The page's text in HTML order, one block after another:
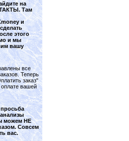
на
Там
и
этого
и мы
вашу
все
Теперь
заказ"
оплате вашей
можем НЕ
Совсем
вас.